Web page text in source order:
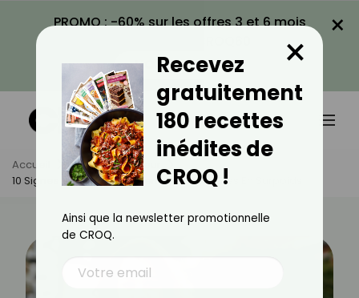
PROMO : -60% sur les offres 3 et 6 mois
VOIR LA PROMO
×
Accueil Actus
Minceur
10 Signes Santé Qui Montrent Que Vous Êtes En Surpoids
Recevez
gratuitement
180 recettes
inédites de
CROQ !
×
Ainsi que la newsletter promotionnelle
de CROQ.